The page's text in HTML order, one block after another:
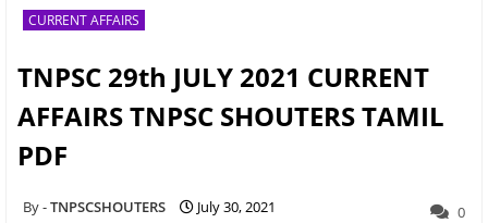
CURRENT AFFAIRS
TNPSC 29th JULY 2021 CURRENT
AFFAIRS TNPSC SHOUTERS TAMIL
PDF
TNPSCSHOUTERS July 30, 2021 0